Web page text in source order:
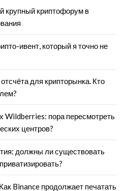
крупный криптофорум в
ивент, который я точно не
для крипторынка. Кто
Wildberries: пора пересмотреть
центров?
должны ли существовать
Binance продолжает печатать